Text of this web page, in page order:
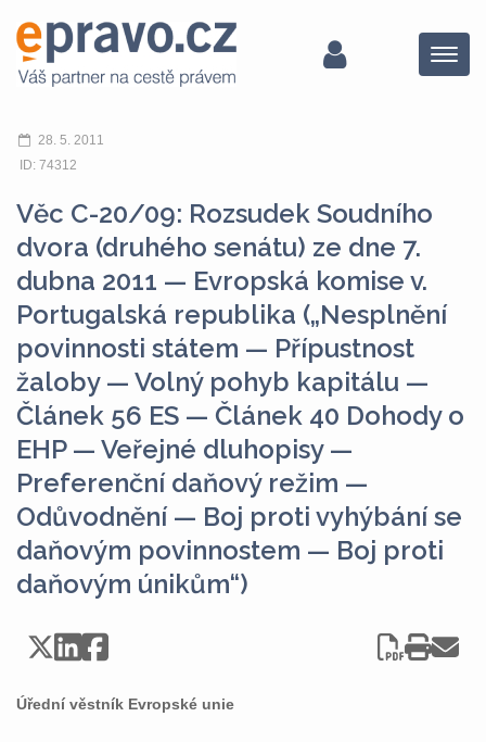
Menu
28. 5. 2011
ID: 74312
Věc C-20/09: Rozsudek Soudního
dvora (druhého senátu) ze dne 7.
dubna 2011 — Evropská komise v.
Portugalská republika („Nesplnění
povinnosti státem — Přípustnost
žaloby — Volný pohyb kapitálu —
Článek 56 ES — Článek 40 Dohody o
EHP — Veřejné dluhopisy —
Preferenční daňový režim —
Odůvodnění — Boj proti vyhýbání se
daňovým povinnostem — Boj proti
daňovým únikům“)
Úřední věstník Evropské unie